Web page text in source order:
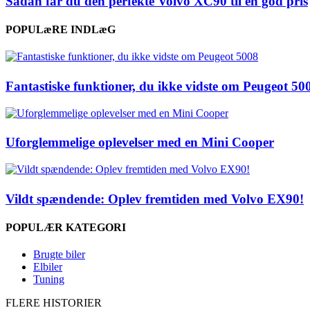
POPULæRE INDLæG
Fantastiske funktioner, du ikke vidste om Peugeot
Uforglemmelige oplevelser med en Mini Cooper
Vildt spændende: Oplev fremtiden med Volvo EX90!
POPULÆR KATEGORI
Brugte biler
Elbiler
Tuning
FLERE HISTORIER